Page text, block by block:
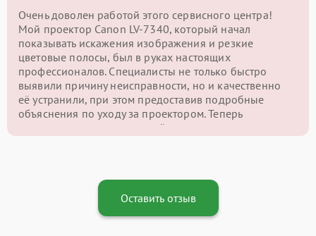
Очень доволен работой этого сервисного центра!
Мой проектор Canon LV-7340, который начал
показывать искажения изображения и резкие
цветовые полосы, был в руках настоящих
профессионалов. Специалисты не только быстро
выявили причину неисправности, но и качественно
её устранили, при этом предоставив подробные
объяснения по уходу за проектором. Теперь
картинка на экране снова чёткая и яркая, и я могу
Оставить отзыв